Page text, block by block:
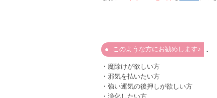
このような方にお勧めします♪ ・
・魔除けが欲しい方
・邪気を払いたい方
・強い運気の後押しが欲しい方
・浄化したい方